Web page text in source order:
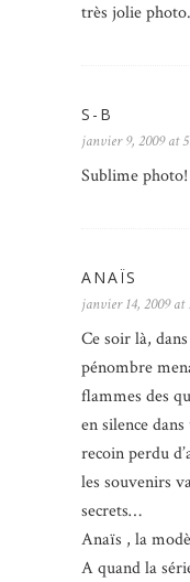
très jolie photo.
S-B
janvier 9, 2009 at
Sublime photo!
ANAÏS
janvier 14, 2009 at
Ce soir là,
pénombre
flammes des
en silence
recoin perdu
les souvenirs
secrets…
Anaïs , la
A quand la